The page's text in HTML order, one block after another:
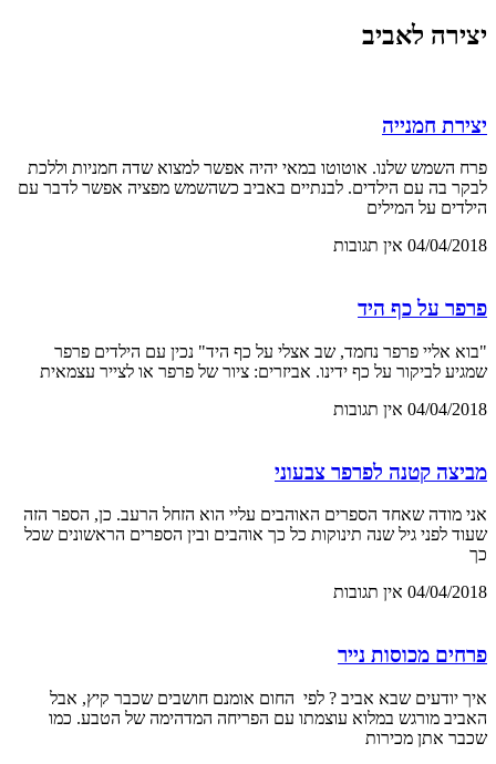
יצירה לאביב
יצירת חמנייה
פרח השמש שלנו. אוטוטו במאי יהיה אפשר למצוא שדה חמניות וללכת
לבקר בה עם הילדים. לבנתיים באביב כשהשמש מפציה אפשר לדבר עם
הילדים על המילים
04/04/2018 אין תגובות
פרפר על כף היד
"בוא אליי פרפר נחמד, שב אצלי על כף היד" נכין עם הילדים פרפר
שמגיע לביקור על כף ידינו. אביזרים: ציור של פרפר או לצייר עצמאית
04/04/2018 אין תגובות
מביצה קטנה לפרפר צבעוני
אני מודה שאחד הספרים האוהבים עליי הוא הזחל הרעב. כן, הספר הזה
שעוד לפני גיל שנה תינוקות כל כך אוהבים ובין הספרים הראשונים שכל
כך
04/04/2018 אין תגובות
פרחים מכוסות נייר
איך יודעים שבא אביב ? לפי החום אומנם חושבים שכבר קיץ, אבל
האביב מורגש במלוא עוצמתו עם הפריחה המדהימה של הטבע. כמו
שכבר אתן מכירות